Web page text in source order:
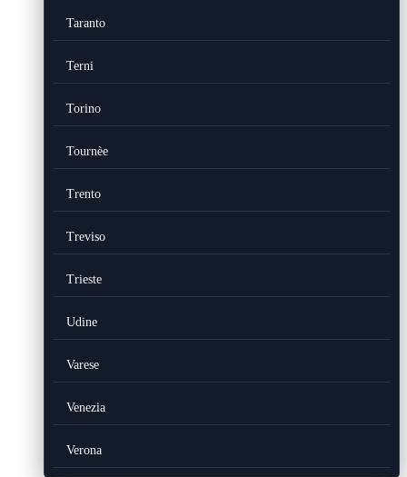
Taranto
Terni
Torino
Tournèe
Trento
Treviso
Trieste
Udine
Varese
Venezia
Verona